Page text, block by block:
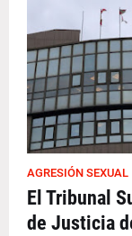
AGRESIÓN SEXUAL
El Tribunal
de Justicia